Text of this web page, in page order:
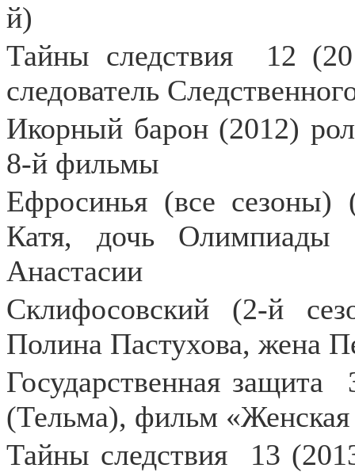
й)
Тайны следствия
12
следователь
Икорный барон (2012)
8-й фильмы
Ефросинья (все сезоны)
Катя, дочь Олимпиады
Анастасии
Склифосовский (2-й
Полина Пастухова, жена
Государственная защита
(Тельма), фильм
Тайны следствия
13